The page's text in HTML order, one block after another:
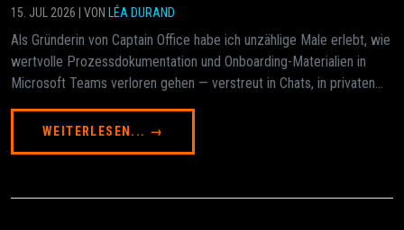
15. JUL 2026 | VON LÉA DURAND
Als Gründerin von Captain Office habe ich unzählige Male erlebt, wie
wertvolle Prozessdokumentation und Onboarding-Materialien in
Microsoft Teams verloren gehen — verstreut in Chats, in privaten...
WEITERLESEN... →